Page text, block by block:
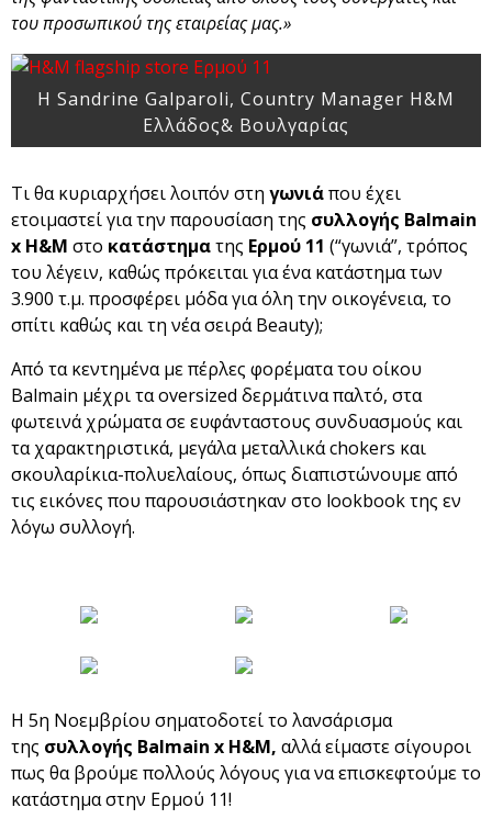
του προσωπικού της εταιρείας μας.»
Η Sandrine Galparoli, Country Manager Η&Μ
Ελλάδος& Βουλγαρίας
Τι θα κυριαρχήσει λοιπόν στη γωνιάπου έχει
ετοιμαστεί για την παρουσίαση της συλλογής Balmain
x H&M στο κατάστηματης Ερμού 11 (“γωνιά”, τρόπος
του λέγειν, καθώς πρόκειται για ένα κατάστημα των
3.900 τ.μ. προσφέρει μόδα για όλη την οικογένεια, το
σπίτι καθώς και τη νέα σειρά Beauty);
Από τα κεντημένα με πέρλες φορέματα του οίκου
Balmain μέχρι τα oversized δερμάτινα παλτό, στα
φωτεινά χρώματα σε ευφάνταστους συνδυασμούς και
τα χαρακτηριστικά, μεγάλα μεταλλικά chokers και
σκουλαρίκια-πολυελαίους, όπως διαπιστώνουμε από
τις εικόνες που παρουσιάστηκαν στο lookbook της εν
λόγω συλλογή.
Η 5η Νοεμβρίου σηματοδοτεί το λανσάρισμα
της συλλογής Balmain x H&M, αλλά είμαστε σίγουροι
πως θα βρούμε πολλούς λόγους για να επισκεφτούμε το
κατάστημα στην Ερμού 11!